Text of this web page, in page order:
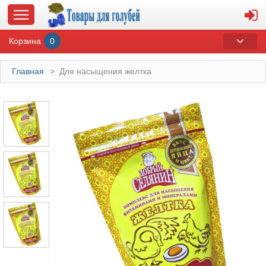
ГЛАВНАЯ
О МАГАЗИНЕ
ОПЛАТА И ДОСТАВКА
КОНТАКТЫ
КАТАЛОГ
СУВЕНИРЫ С ГОЛУБЯМИ
Корзина 0
Главная > Для насыщения желтка